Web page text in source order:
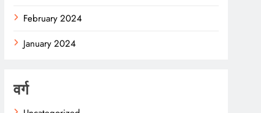
February 2024
January 2024
वर्ग